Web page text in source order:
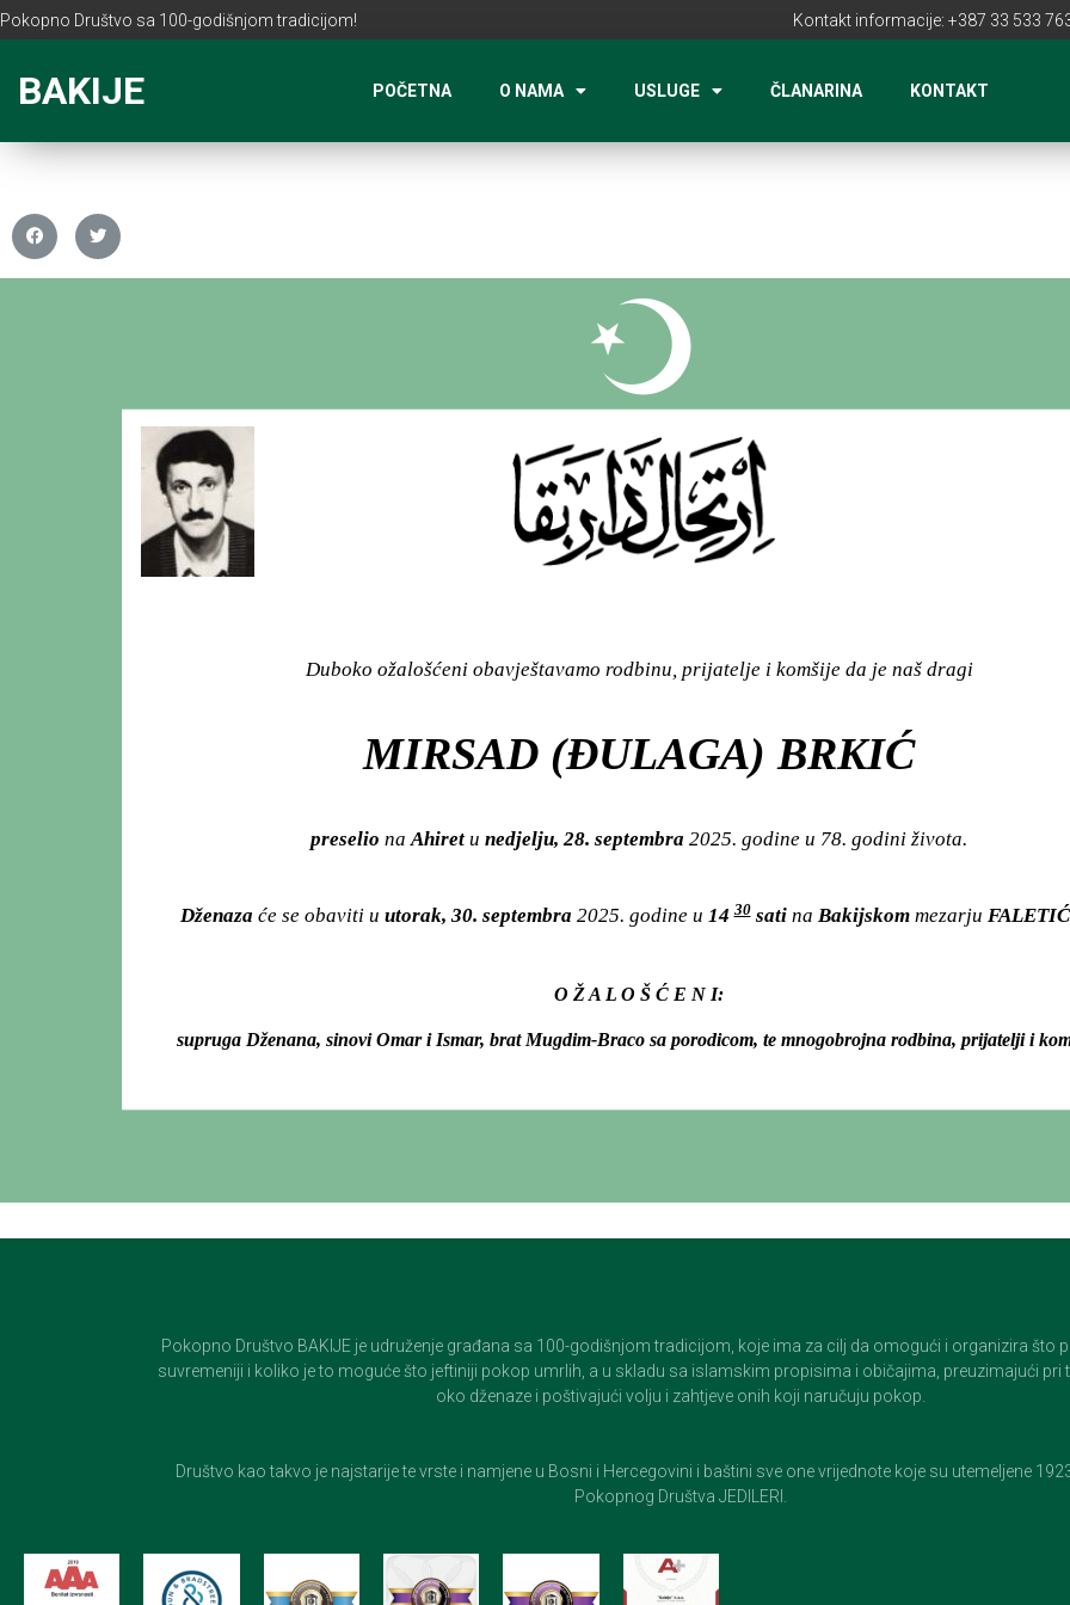
Pokopno Društvo sa 100-godišnjom tradicijom! Kontakt informacije: +387 33 533
BAKIJE POČETNA O NAMA USLUGE ČLANARINA KONTAKT
Duboko ožalošćeni obavještavamo rodbinu, prijatelje i komšije da je naš dragi
MIRSAD (ĐULAGA) BRKIĆ
preselio na Ahiret u nedjelju, 28. septembra 2025. godine u 78. godini života.
Dženaza će se obaviti u utorak, 30. septembra 2025. godine u 1430satina Bakijskom mezarju
O Ž A L O Š Ć E N I:
supruga Dženana, sinovi Omar i Ismar, brat Mugdim-Braco sa porodicom, te mnogobrojna rodbina, prijatelji i
Pokopno Društvo BAKIJE je udruženje građana sa 100-godišnjom tradicijom, koje ima za cilj da omogući i organizira što
suvremeniji i koliko je to moguće što jeftiniji pokop umrlih, a u skladu sa islamskim propisima i običajima, preuzimajući pri
oko dženaze i poštivajući volju i zahtjeve onih koji naručuju pokop.
Društvo kao takvo je najstarije te vrste i namjene u Bosni i Hercegovini i baštini sve one vrijednote koje su utemeljene
Pokopnog Društva JEDILERI.